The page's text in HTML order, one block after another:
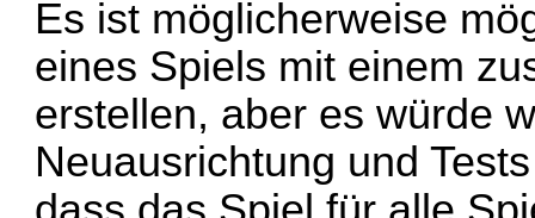
Es ist möglicherweise
eines Spiels mit einem
erstellen, aber es würde
Neuausrichtung und